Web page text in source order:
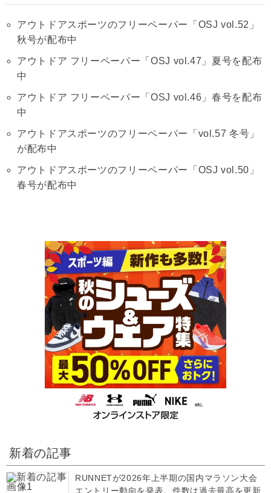
アウトドアスポーツのフリーペーパー「OSJ vol.52」
秋号が配布中
アウトドア フリーペーパー「OSJ vol.47」夏号を配布
中
アウトドア フリーペーパー「OSJ vol.46」春号を配布
中
アウトドアスポーツのフリーペーパー「vol.57 冬号」
が配布中
アウトドアスポーツのフリーペーパー「OSJ vol.50」
春号が配布中
新着の記事
RUNNETが2026年上半期の国内マラソン大会
エントリー動向を発表。件数は過去最高を更新